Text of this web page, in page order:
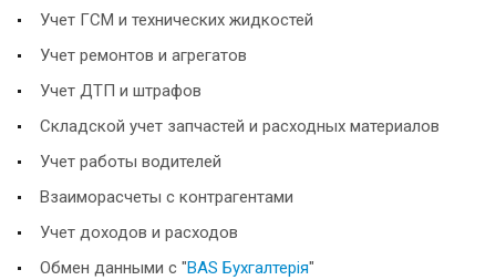
Учет ГСМ и технических жидкостей
Учет ремонтов и агрегатов
Учет ДТП и штрафов
Складской учет запчастей и расходных материалов
Учет работы водителей
Взаиморасчеты с контрагентами
Учет доходов и расходов
Обмен данными с "BAS Бухгалтерія"